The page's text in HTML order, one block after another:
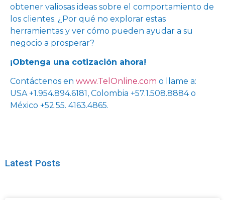
obtener valiosas ideas sobre el comportamiento de
los clientes. ¿Por qué no explorar estas
herramientas y ver cómo pueden ayudar a su
negocio a prosperar?
¡Obtenga una cotización ahora!
Contáctenos en www.TelOnline.com o llame a:
USA +1.954.894.6181, Colombia +57.1.508.8884 o
México +52.55. 4163.4865.
Latest Posts